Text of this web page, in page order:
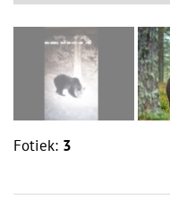
Fotiek: 3